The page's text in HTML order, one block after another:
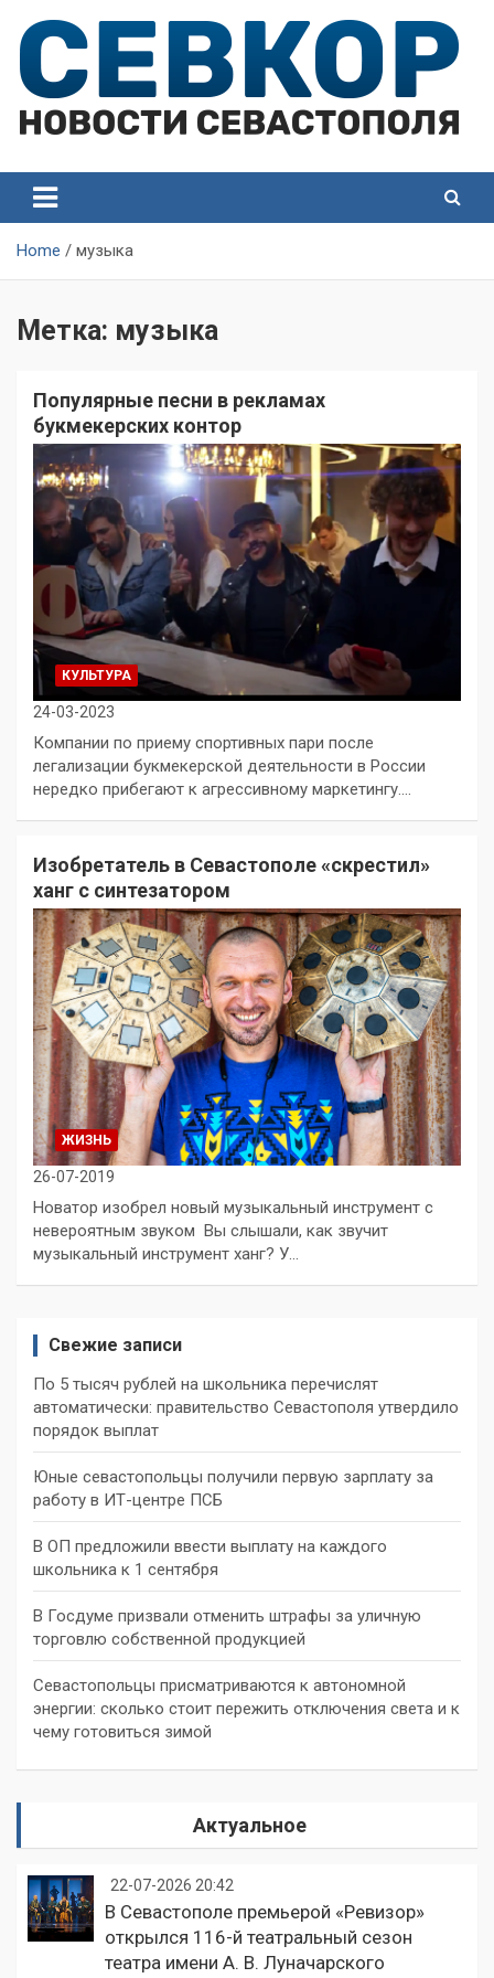
content
Севастополя
Севастополя
Home музыка
Метка: музыка
Популярные песни в рекламах
букмекерских контор
КУЛЬТУРА
24-03-2023
Компании по приему спортивных пари после
легализации букмекерской деятельности в России
нередко прибегают к агрессивному маркетингу.…
Изобретатель в Севастополе «скрестил»
ханг с синтезатором
ЖИЗНЬ
26-07-2019
Новатор изобрел новый музыкальный инструмент с
невероятным звуком Вы слышали, как звучит
музыкальный инструмент ханг? У…
Свежие записи
По 5 тысяч рублей на школьника перечислят
автоматически: правительство Севастополя утвердило
порядок выплат
Юные севастопольцы получили первую зарплату за
работу в ИТ-центре ПСБ
В ОП предложили ввести выплату на каждого
школьника к 1 сентября
В Госдуме призвали отменить штрафы за уличную
торговлю собственной продукцией
Севастопольцы присматриваются к автономной
энергии: сколько стоит пережить отключения света и к
чему готовиться зимой
Актуальное
22-07-2026 20:42
В Севастополе премьерой «Ревизор»
открылся 116-й театральный сезон
театра имени А. В. Луначарского